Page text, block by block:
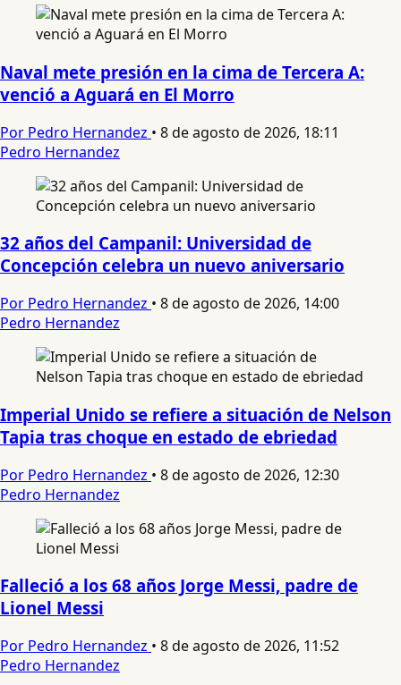
Naval mete presión en la cima de Tercera A:
venció a Aguará en El Morro
Por Pedro Hernandez • 8 de agosto de 2026, 18:11
Pedro Hernandez
32 años del Campanil: Universidad de
Concepción celebra un nuevo aniversario
Por Pedro Hernandez • 8 de agosto de 2026, 14:00
Pedro Hernandez
Imperial Unido se refiere a situación de Nelson
Tapia tras choque en estado de ebriedad
Por Pedro Hernandez • 8 de agosto de 2026, 12:30
Pedro Hernandez
Falleció a los 68 años Jorge Messi, padre de
Lionel Messi
Por Pedro Hernandez • 8 de agosto de 2026, 11:52
Pedro Hernandez